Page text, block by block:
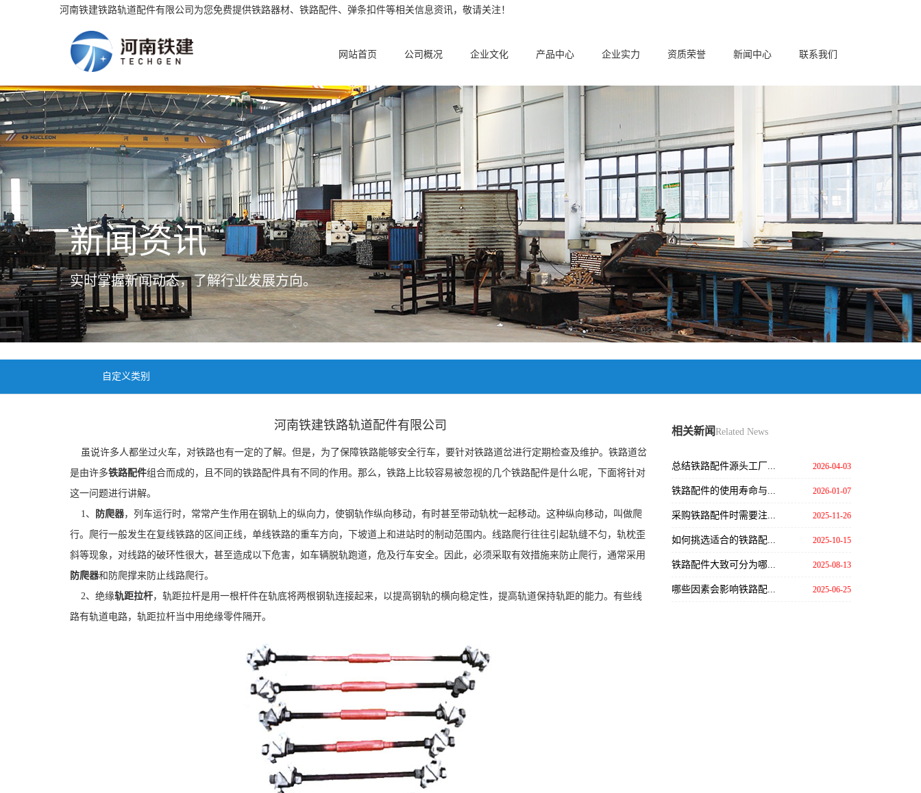
河南铁建铁路轨道配件有限公司为您免费提供铁路器材、铁路配件、弹条扣件等相关信息资讯，敬请关注！
网站首页 公司概况 企业文化 产品中心 企业实力 资质荣誉 新闻中心 联系我们
新闻资讯
实时掌握新闻动态，了解行业发展方向。
自定义类别
河南铁建铁路轨道配件有限公司
虽说许多人都坐过火车，对铁路也有一定的了解。但是，为了保障铁路能够安全行车，要针对铁路道岔进行定期检查及维护。铁路道岔
是由许多铁路配件组合而成的，且不同的铁路配件具有不同的作用。那么，铁路上比较容易被忽视的几个铁路配件是什么呢，下面将针对
这一问题进行讲解。
1、
防爬器，列车运行时，常常产生作用在钢轨上的纵向力，使钢轨作纵向移动，有时甚至带动轨枕一起移动。这种纵向移动，叫做爬
行。爬行一般发生在复线铁路的区间正线，单线铁路的重车方向，下坡道上和进站时的制动范围内。线路爬行往往引起轨缝不匀，轨枕歪
斜等现象，对线路的破环性很大，甚至造成以下危害，如车辆脱轨跑道，危及行车安全。因此，必须采取有效措施来防止爬行，通常采用
防爬器和防爬撑来防止线路爬行。
2、绝缘轨距拉杆，轨距拉杆是用一根杆件在轨底将两根钢轨连接起来，以提高钢轨的横向稳定性，提高轨道保持轨距的能力。有些线
路有轨道电路，轨距拉杆当中用绝缘零件隔开。
相关新闻Related News
总结铁路配件源头工厂... 2026-04-03
铁路配件的使用寿命与... 2026-01-07
采购铁路配件时需要注... 2025-11-26
如何挑选适合的铁路配... 2025-10-15
铁路配件大致可分为哪... 2025-08-13
哪些因素会影响铁路配... 2025-06-25